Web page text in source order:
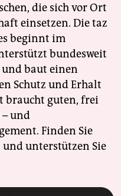
die sich vor Ort
einsetzen. Die taz
beginnt im
bundesweit
baut einen
Schutz und Erhalt
braucht guten, frei
und
Finden Sie
und unterstützen Sie